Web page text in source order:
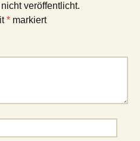
veröffentlicht.
* markiert